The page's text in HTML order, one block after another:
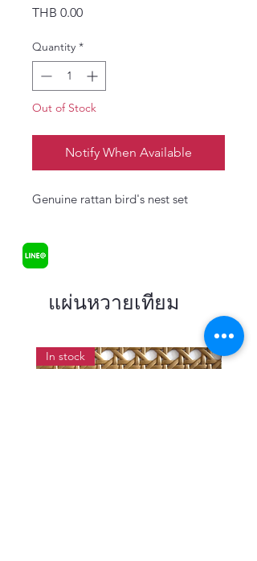
THB 0.00Price
Quantity *
Out of Stock
Notify When Available
Genuine rattan bird's nest set
แผ่นหวายเทียม
In stock